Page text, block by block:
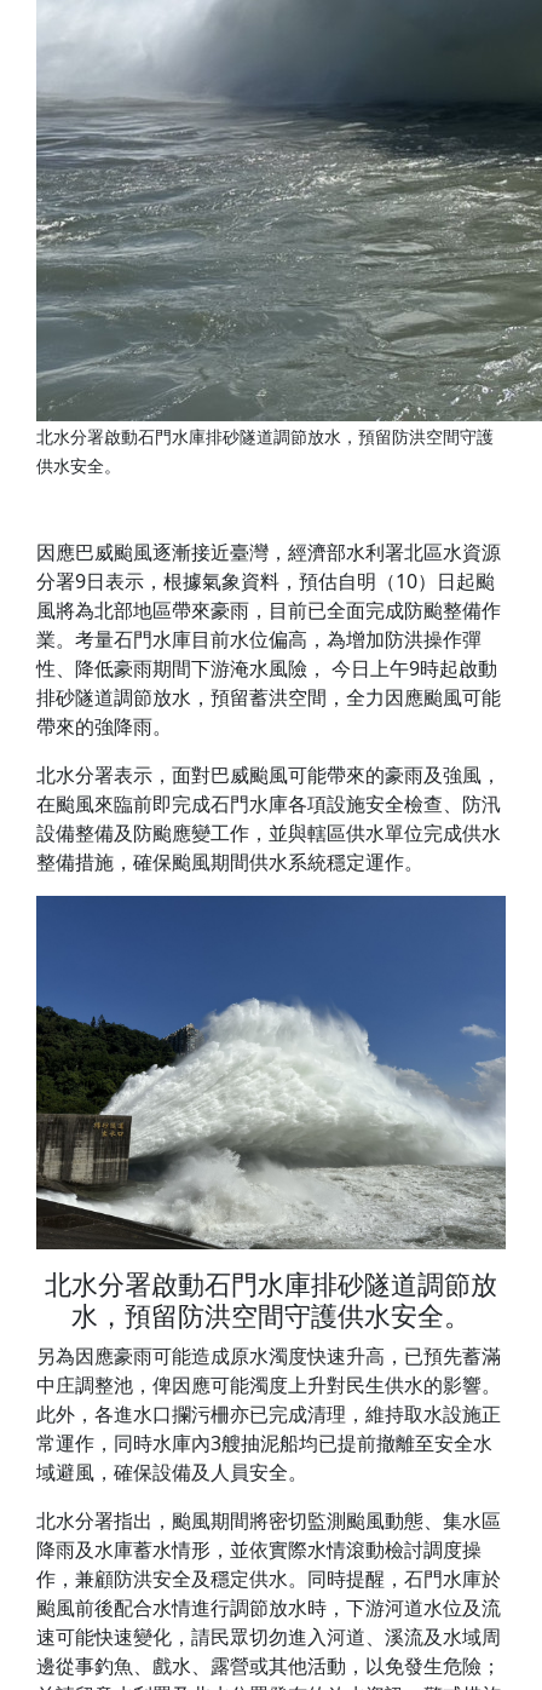
北水分署啟動石門水庫排砂隧道調節放水，預留防洪空間守護
供水安全。
因應巴威颱風逐漸接近臺灣，經濟部水利署北區水資源
分署9日表示，根據氣象資料，預估自明（10）日起颱
風將為北部地區帶來豪雨，目前已全面完成防颱整備作
業。考量石門水庫目前水位偏高，為增加防洪操作彈
性、降低豪雨期間下游淹水風險， 今日上午9時起啟動
排砂隧道調節放水，預留蓄洪空間，全力因應颱風可能
帶來的強降雨。
北水分署表示，面對巴威颱風可能帶來的豪雨及強風，
在颱風來臨前即完成石門水庫各項設施安全檢查、防汛
設備整備及防颱應變工作，並與轄區供水單位完成供水
整備措施，確保颱風期間供水系統穩定運作。
北水分署啟動石門水庫排砂隧道調節放
水，預留防洪空間守護供水安全。
另為因應豪雨可能造成原水濁度快速升高，已預先蓄滿
中庄調整池，俾因應可能濁度上升對民生供水的影響。
此外，各進水口攔污柵亦已完成清理，維持取水設施正
常運作，同時水庫內3艘抽泥船均已提前撤離至安全水
域避風，確保設備及人員安全。
北水分署指出，颱風期間將密切監測颱風動態、集水區
降雨及水庫蓄水情形，並依實際水情滾動檢討調度操
作，兼顧防洪安全及穩定供水。同時提醒，石門水庫於
颱風前後配合水情進行調節放水時，下游河道水位及流
速可能快速變化，請民眾切勿進入河道、溪流及水域周
邊從事釣魚、戲水、露營或其他活動，以免發生危險；